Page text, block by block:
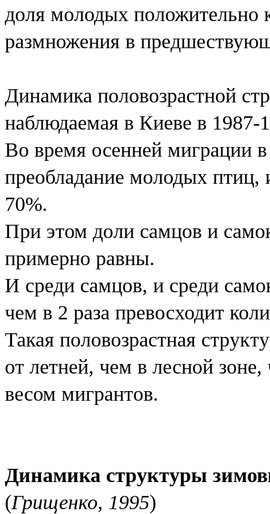
доля молодых положительно
размножения в
Динамика половозрастной
наблюдаемая в Киеве в 1987-
Во время осенней миграции в
преобладание молодых птиц,
70%.
При этом доли самцов и
примерно равны.
И среди самцов, и среди
чем в 2 раза превосходит
Такая половозрастная
от летней, чем в лесной
весом мигрантов.
Динамика структуры
(Грищенко, 1995)